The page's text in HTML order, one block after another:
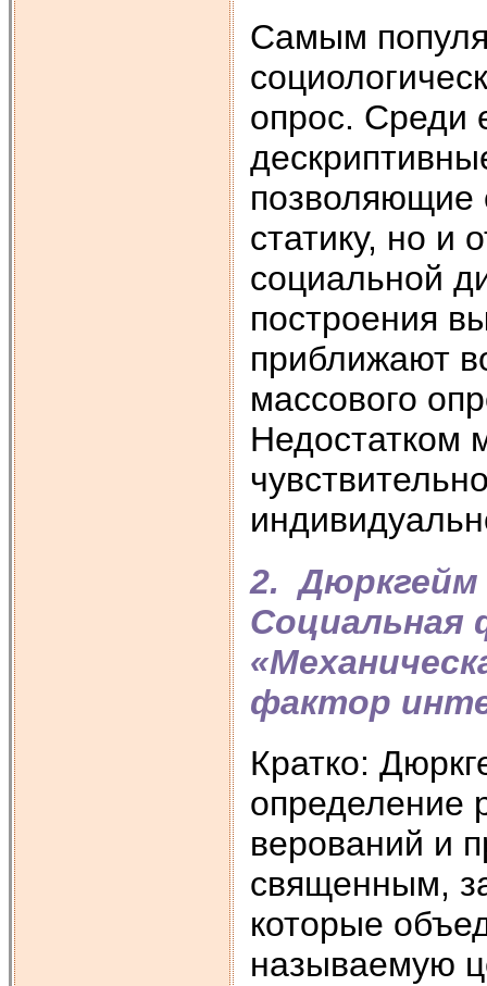
Самым
опрос. Среди
позволяющие
статику, но и
социальной
построения
приближают
массового
Недостатком
2. Дюркгейм
Социальная
фактор
Кратко:
определение
верований и
священным,
которые
называемую